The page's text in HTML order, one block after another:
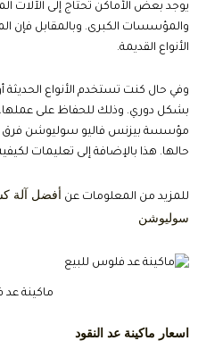
يوجد بعض الأماكن تحتاج إلى الآلات
والمؤسسات الكبرى. وبالمقابل فإن
الأنواع القديمة.
وفي حال كنت تستخدم الأنواع الحديثة
بشكل دوري. وذلك للحفاظ على
مؤسسة بيزنس فاليو سوليوشن فرق
حالها. هذا بالإضافة إلى تعليمات
للمزيد من المعلومات عن أفضل آلة
سوليوشن
ماكينة
اسعار ماكينة عد النقود